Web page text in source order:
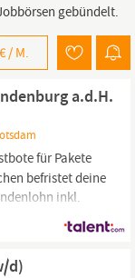
gebündelt.
€ / M.
a.d.H.
für Pakete
befristet deine
inkl.
im November
in Vollzeit mit
d)